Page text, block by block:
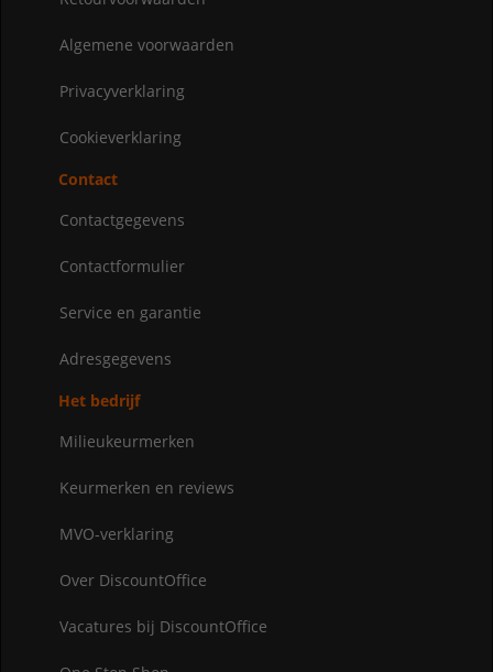
Algemene voorwaarden
Privacyverklaring
Cookieverklaring
Contact
Contactgegevens
Contactformulier
Service en garantie
Adresgegevens
Het bedrijf
Milieukeurmerken
Keurmerken en reviews
MVO-verklaring
Over DiscountOffice
Vacatures bij DiscountOffice